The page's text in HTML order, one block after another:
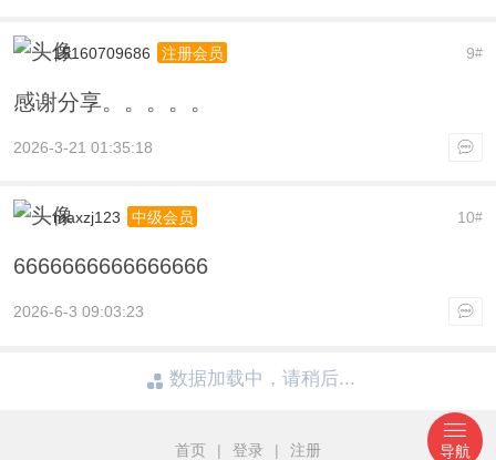
9#
15160709686 注册会员
感谢分享。。。。。
2026-3-21 01:35:18
10#
maxzj123 中级会员
6666666666666666
2026-6-3 09:03:23
数据加载中，请稍后...
首页 | 登录 | 注册 导航